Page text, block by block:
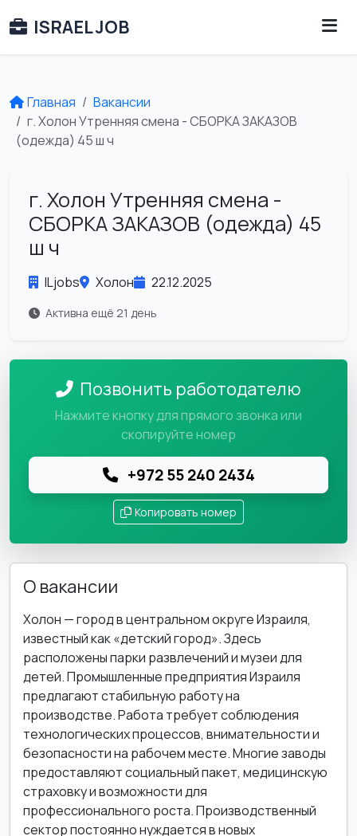
ISRAEL JOB
Главная
Вакансии
г. Холон Утренняя смена - СБОРКА ЗАКАЗОВ
(одежда) 45 ш ч
г. Холон Утренняя смена -
СБОРКА ЗАКАЗОВ (одежда) 45
ш ч
ILjobs Холон 22.12.2025
Активна ещё 21 день
Позвонить работодателю
Нажмите кнопку для прямого звонка или
скопируйте номер
+972 55 240 2434
Копировать номер
О вакансии
Холон — город в центральном округе Израиля,
известный как «детский город». Здесь
расположены парки развлечений и музеи для
детей. Промышленные предприятия Израиля
предлагают стабильную работу на
производстве. Работа требует соблюдения
технологических процессов, внимательности и
безопасности на рабочем месте. Многие заводы
предоставляют социальный пакет, медицинскую
страховку и возможности для
профессионального роста. Производственный
сектор постоянно нуждается в новых